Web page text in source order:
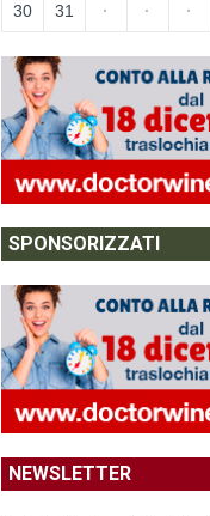
30 31 · · ·
SPONSORIZZATI
NEWSLETTER